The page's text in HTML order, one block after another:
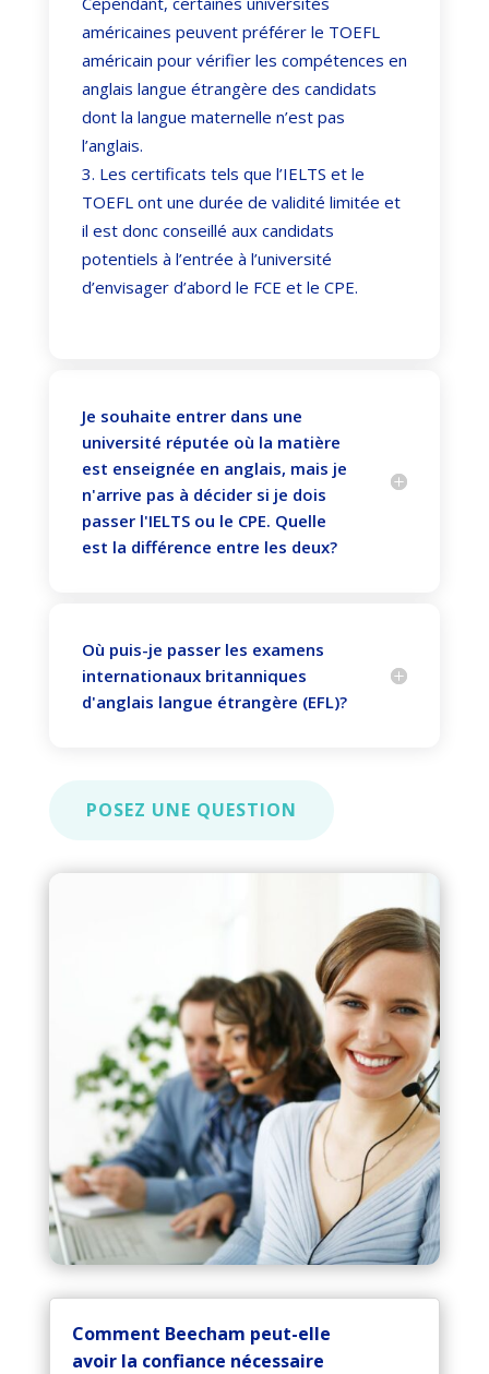
américaines peuvent préférer le TOEFL
américain pour vérifier les compétences en
anglais langue étrangère des candidats
dont la langue maternelle n’est pas
l’anglais.
Les certificats tels que l’IELTS et le
TOEFL ont une durée de validité limitée et
il est donc conseillé aux candidats
potentiels à l’entrée à l’université
d’envisager d’abord le FCE et le CPE.
Je souhaite entrer dans une
université réputée où la matière
est enseignée en anglais, mais je
n'arrive pas à décider si je dois
passer l'IELTS ou le CPE. Quelle
est la différence entre les deux?
Où puis-je passer les examens
internationaux britanniques
d'anglais langue étrangère (EFL)?
POSEZ UNE QUESTION
Comment Beecham peut-elle
avoir la confiance nécessaire